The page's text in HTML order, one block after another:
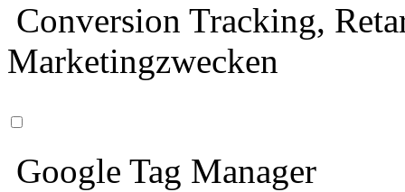
Conversion Tracking,
Marketingzwecken
Google Tag Manager